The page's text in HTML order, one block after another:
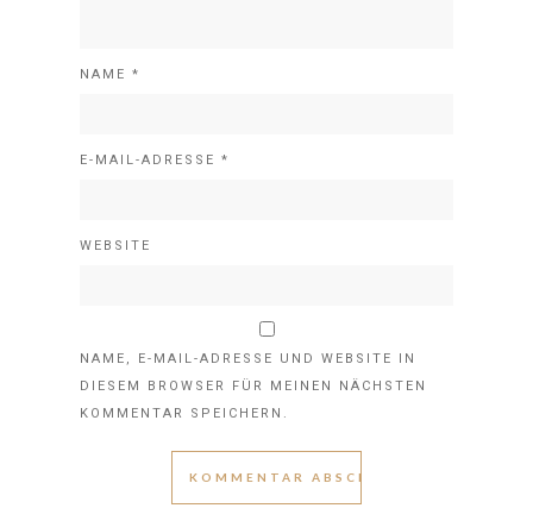
NAME *
E-MAIL-ADRESSE *
WEBSITE
NAME, E-MAIL-ADRESSE UND WEBSITE IN
DIESEM BROWSER FÜR MEINEN NÄCHSTEN
KOMMENTAR SPEICHERN.